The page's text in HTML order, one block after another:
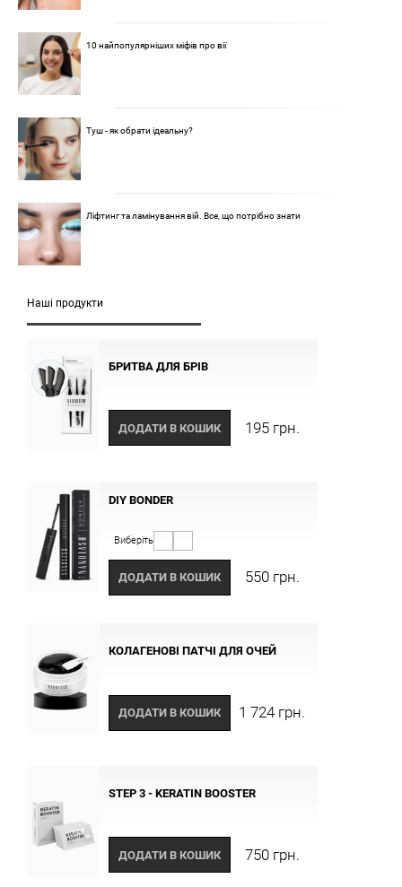
10 найпопулярніших міфів про вії
Туш - як обрати ідеальну?
Ліфтинг та ламінування вій. Все, що потрібно знати
Наші продукти
БРИТВА ДЛЯ БРІВ
ДОДАТИ В КОШИК 195 грн.
DIY BONDER
Виберіть
ДОДАТИ В КОШИК 550 грн.
КОЛАГЕНОВІ ПАТЧІ ДЛЯ ОЧЕЙ
ДОДАТИ В КОШИК 1 724 грн.
STEP 3 - KERATIN BOOSTER
ДОДАТИ В КОШИК 750 грн.